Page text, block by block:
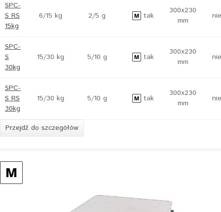
SPC-
S RS
15kg
6/15 kg 2/5 g tak
300x230
mm
nie
SPC-
S
30kg
15/30 kg 5/10 g tak
300x230
mm
nie
SPC-
S RS
30kg
15/30 kg 5/10 g tak
300x230
mm
nie
Przejdź do szczegółów